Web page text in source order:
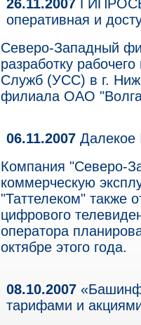
26.11.2007
оперативная и
Северо-Западный
разработку
Служб (УСС) в г.
филиала ОАО
06.11.2007 Далекое
Компания "Северо-
коммерческую
"Таттелеком" также
цифрового
оператора
октябре этого года.
08.10.2007
тарифами и